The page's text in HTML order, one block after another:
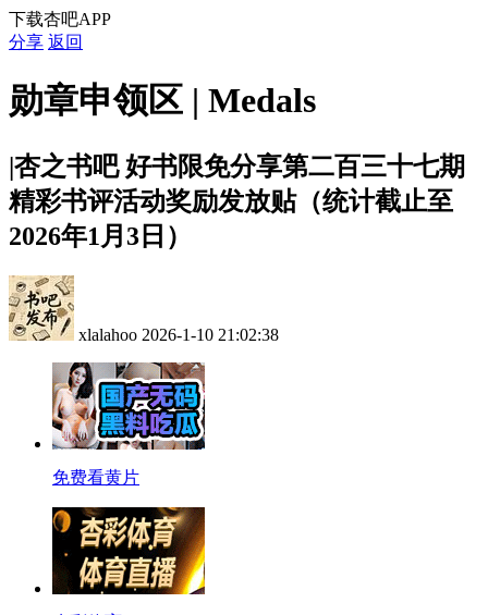
下载杏吧APP
分享 返回
勋章申领区 | Medals
|杏之书吧 好书限免分享第二百三十七期
精彩书评活动奖励发放贴（统计截止至
2026年1月3日）
xlalahoo 2026-1-10 21:02:38
免费看黄片